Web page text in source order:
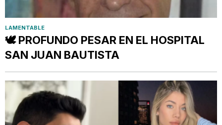
LAMENTABLE
🕊️ PROFUNDO PESAR EN EL HOSPITAL
SAN JUAN BAUTISTA